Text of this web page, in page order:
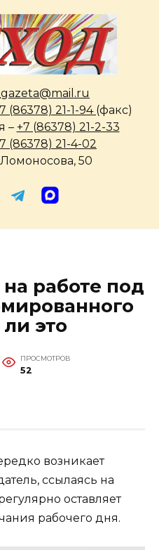
(86378) 21-1-94 (факс)
– +7 (86378) 21-2-33
(86378) 21-4-02
Ломоносова, 50
работе под
это
ПРОСМОТРОВ
52
возникает
ссылаясь на
оставляет
рабочего дня.